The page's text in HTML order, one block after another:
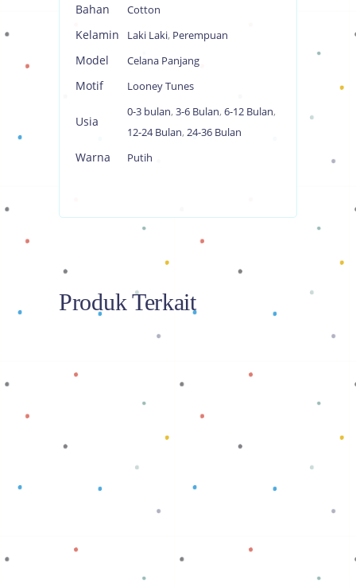
Bahan Cotton
Kelamin Laki Laki, Perempuan
Model Celana Panjang
Motif Looney Tunes
Usia
0-3 bulan, 3-6 Bulan, 6-12 Bulan,
12-24 Bulan, 24-36 Bulan
Warna Putih
Produk Terkait
Baca selengkapnya